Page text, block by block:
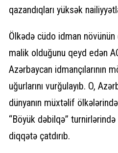
qazandıqları yüksək
Ölkədə cüdo idman
malik olduğunu qeyd edən
Azərbaycan idmançılarının
uğurlarını vurğulayıb. O,
dünyanın müxtəlif
“Böyük dəbilqə” turnirlərində
diqqətə çatdırıb.